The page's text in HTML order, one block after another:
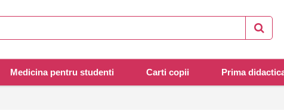
Medicina pentru studenti Carti copii Prima